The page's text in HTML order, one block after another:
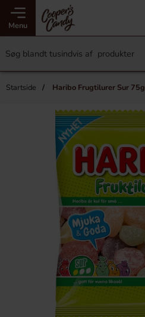
Menu
Startside Haribo Frugtilurer Sur 75g